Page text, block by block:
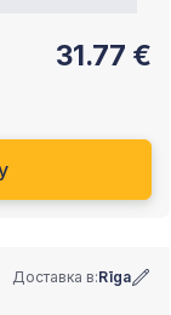
31.77 €
Доставка в:Rīga